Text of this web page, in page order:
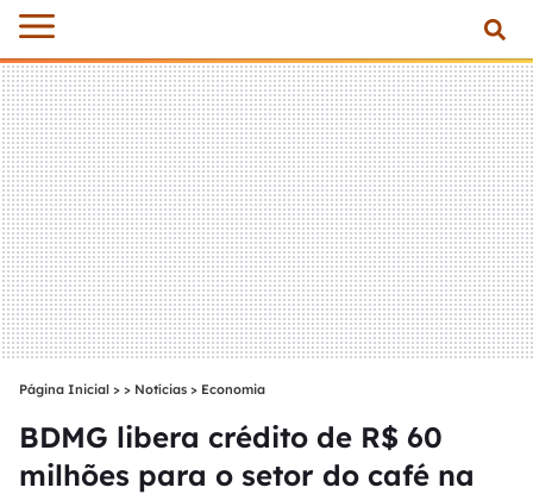
Página Inicial > Notícias > Economia
BDMG libera crédito de R$ 60
milhões para o setor do café na